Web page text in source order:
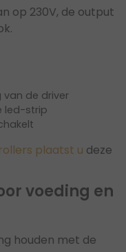
op 230V, de output
de driver
led-strip
plaatst u deze
voeding en
houden met de